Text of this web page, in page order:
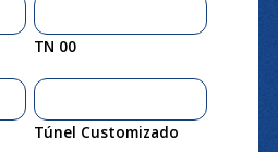
TN 00
Túnel Customizado